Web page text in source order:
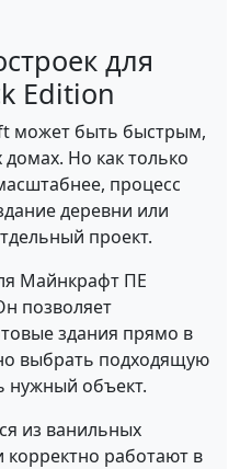
для
Edition
может быть быстрым,
Но как только
процесс
деревни или
проект.
Майнкрафт ПЕ
позволяет
здания прямо в
выбрать подходящую
нужный объект.
из ванильных
работают в